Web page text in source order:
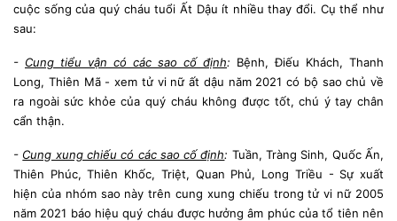
cuộc sống của quý cháu tuổi Ất Dậu ít nhiều thay đổi. Cụ thể như
sau:
- Cung tiểu vận có các sao cố định: Bệnh, Điếu Khách, Thanh
Long, Thiên Mã - xem tử vi nữ ất dậu năm 2021 có bộ sao chủ về
ra ngoài sức khỏe của quý cháu không được tốt, chú ý tay chân
cẩn thận.
- Cung xung chiếu có các sao cố định: Tuần, Tràng Sinh, Quốc Ấn,
Thiên Phúc, Thiên Khốc, Triệt, Quan Phủ, Long Triều - Sự xuất
hiện của nhóm sao này trên cung xung chiếu trong tử vi nữ 2005
năm 2021 báo hiệu quý cháu được hưởng âm phúc của tổ tiên nên